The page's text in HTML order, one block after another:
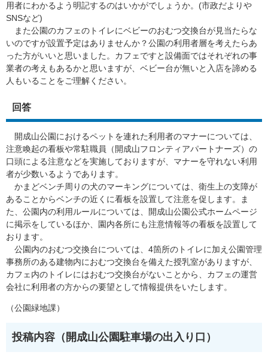
用者にわかるよう明記するのはいかがでしょうか。(市政だよりや
SNSなど)
また公園のカフェのトイレにベビーのおむつ交換台が見当たらな
いのですが設置予定はありませんか？公園の利用者層を考えたらあ
った方がいいと思いました。カフェですと設備面ではそれぞれの事
業者の考えもあるかと思いますが、ベビー台が無いと入店を諦める
人もいることをご理解ください。
回答
開成山公園におけるペットを連れた利用者のマナーについては、
注意喚起の看板や常駐職員（開成山フロンティアパートナーズ）の
口頭による注意などを実施しておりますが、マナーを守れない利用
者が少数いるようであります。
かまどベンチ周りの犬のマーキングについては、衛生上の支障が
あることからベンチの近くに看板を設置して注意を促します。ま
た、公園内の利用ルールについては、開成山公園公式ホームページ
に掲示をしているほか、園内各所にも注意情報等の看板を設置して
おります。
公園内のおむつ交換台については、4箇所のトイレに加え公園管理
事務所のある建物内におむつ交換台を備えた授乳室がありますが、
カフェ内のトイレにはおむつ交換台がないことから、カフェの運営
会社に利用者の方からの要望として情報提供をいたします。
（公園緑地課）
投稿内容（開成山公園駐車場の出入り口）